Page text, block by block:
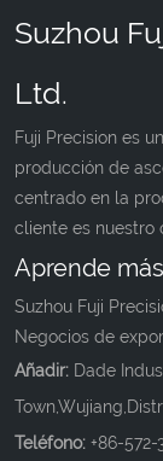
Suzhou
Ltd.
Fuji Precision es
producción de
centrado en la
cliente es nuestro
Aprende
Suzhou Fuji
Negocios de
Añadir: Dade
Teléfono: +86-572-